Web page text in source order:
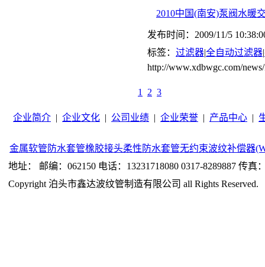
2010中国(南安)泵阀水暖
发布时间：2009/11/5
标签： 过滤器|全自动过滤器|
http://www.xdbwgc.com/
1 2 3
企业简介 | 企业文化 | 公司业绩 | 企业荣誉 | 产品中心 |
金属软管 防水套管橡胶接头柔性防水套管无约束波纹补偿器
地址： 邮编：062150 电话：13231718080 0317-8289887 传真
Copyright 泊头市鑫达波纹管制造有限公司 all Rights Reserved.